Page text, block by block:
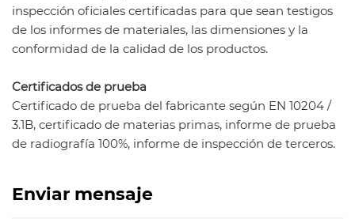
inspección oficiales certificadas para que sean testigos
de los informes de materiales, las dimensiones y la
conformidad de la calidad de los productos.
Certificados de prueba
Certificado de prueba del fabricante según EN 10204 /
3.1B, certificado de materias primas, informe de prueba
de radiografía 100%, informe de inspección de terceros.
Enviar mensaje